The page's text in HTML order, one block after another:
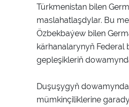
Türkmenistan bilen
maslahatlaşdylar. Bu
Özbekbaýew bilen
kärhanalarynyň Federal
gepleşikleriň
Duşuşygyň
mümkinçiliklerine